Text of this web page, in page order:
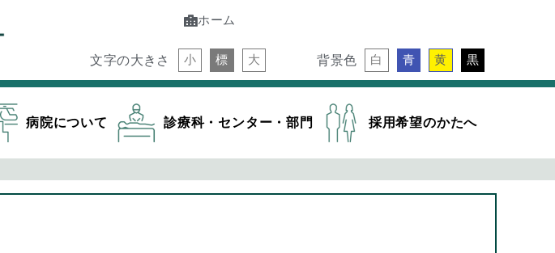
ホーム
文字の大きさ 小 標 大 背景色 白 青 黄 黒
病院について 診療科・センター・部門 採用希望のかたへ